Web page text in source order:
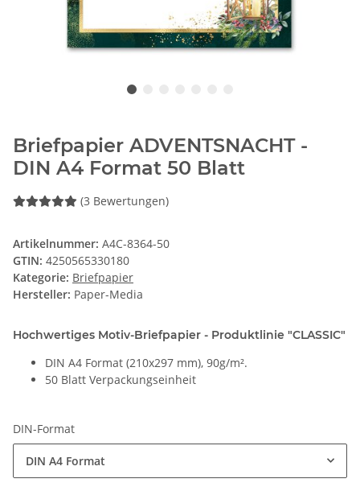
Briefpapier ADVENTSNACHT -
DIN A4 Format 50 Blatt
(3 Bewertungen)
Artikelnummer: A4C-8364-50
GTIN: 4250565330180
Kategorie: Briefpapier
Hersteller: Paper-Media
Hochwertiges Motiv-Briefpapier - Produktlinie "CLASSIC"
DIN A4 Format (210x297 mm), 90g/m².
50 Blatt Verpackungseinheit
DIN-Format
DIN A4 Format